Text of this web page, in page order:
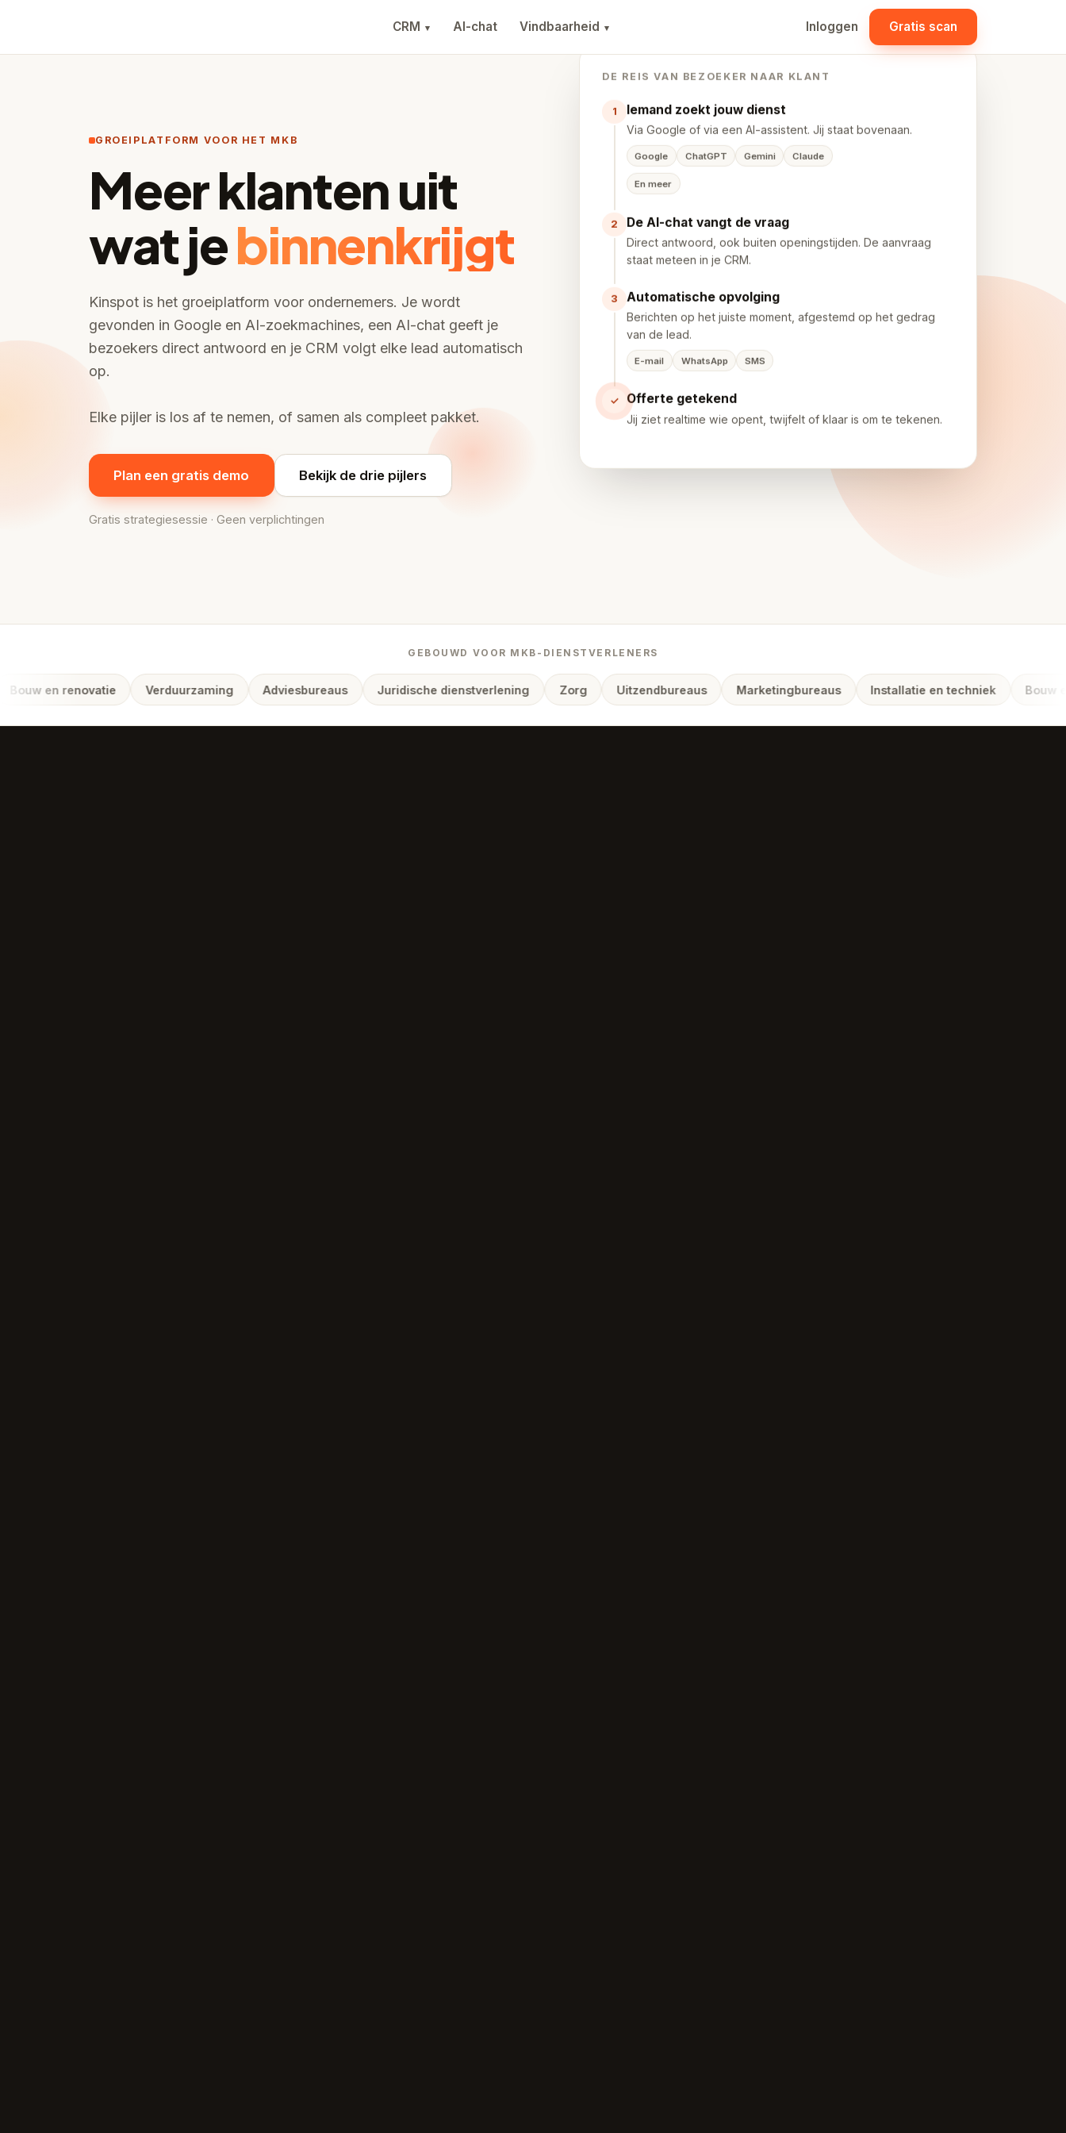
CRM ▾ AI-chat Vindbaarheid ▾ Inloggen Gratis scan
GROEIPLATFORM VOOR HET MKB
Meer klanten uit
wat jebinnenkrijgt
Kinspot is het groeiplatform voor ondernemers. Je wordt
gevonden in Google en AI-zoekmachines, een AI-chat geeft je
bezoekers direct antwoord en je CRM volgt elke lead automatisch
op.
Elke pijler is los af te nemen, of samen als compleet pakket.
Plan een gratis demo Bekijk de drie pijlers
Gratis strategiesessie · Geen verplichtingen
DE REIS VAN BEZOEKER NAAR KLANT
1 Iemand zoekt jouw dienst
Via Google of via een AI-assistent. Jij staat bovenaan.
Google ChatGPT Gemini Claude
En meer
2 De AI-chat vangt de vraag
Direct antwoord, ook buiten openingstijden. De aanvraag
staat meteen in je CRM.
3 Automatische opvolging
Berichten op het juiste moment, afgestemd op het gedrag
van de lead.
E-mail WhatsApp SMS
✓ Offerte getekend
Jij ziet realtime wie opent, twijfelt of klaar is om te tekenen.
GEBOUWD VOOR MKB-DIENSTVERLENERS
en renovatie Verduurzaming Adviesbureaus Juridische dienstverlening Zorg Uitzendbureaus Marketingbureaus Installatie en techniek Bouw en